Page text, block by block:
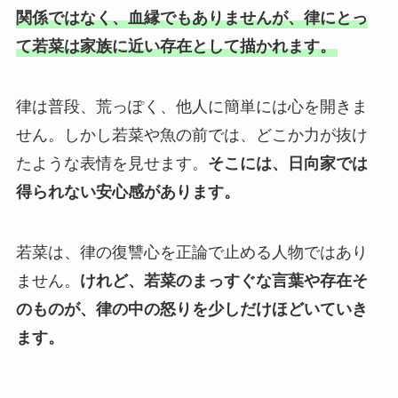
関係ではなく、血縁でもありませんが、律にとっ
て若菜は家族に近い存在として描かれます。
律は普段、荒っぽく、他人に簡単には心を開きま
せん。しかし若菜や魚の前では、どこか力が抜け
たような表情を見せます。 そこには、日向家では
得られない安心感があります。
若菜は、律の復讐心を正論で止める人物ではあり
ません。 けれど、若菜のまっすぐな言葉や存在そ
のものが、律の中の怒りを少しだけほどいていき
ます。